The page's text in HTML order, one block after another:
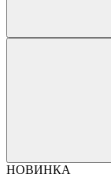
НОВИНКА